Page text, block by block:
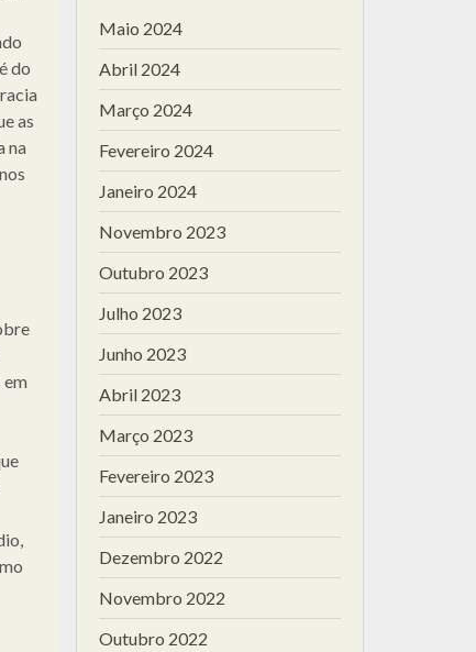
do
as
na
Maio 2024
Abril 2024
Março 2024
Fevereiro 2024
Janeiro 2024
Novembro 2023
Outubro 2023
Julho 2023
Junho 2023
Abril 2023
Março 2023
Fevereiro 2023
Janeiro 2023
Dezembro 2022
Novembro 2022
Outubro 2022